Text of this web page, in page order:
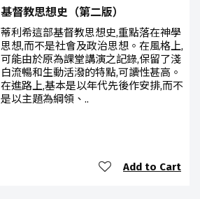
基督教思想史（第二版）
蒂利希這部基督教思想史,重點落在神學
思想,而不是社會及政治思想。在風格上,
可能由於原為課堂講演之記錄,保留了淺
白流暢和生動活潑的特點,可讀性甚高。
在進路上,基本是以年代先後作安排,而不
是以主題為綱領、..
Add to Cart